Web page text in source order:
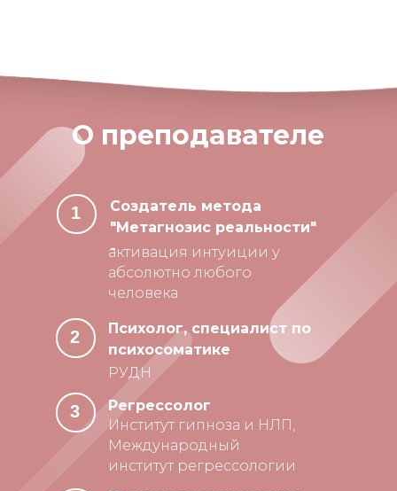
О преподавателе
Создатель метода
"Метагнозис реальности"
-
активация интуиции у
абсолютно любого
человека
Психолог, специалист по
психосоматике
РУДН
Регрессолог
Институт гипноза и НЛП,
Международный
институт регрессологии
1
2
3